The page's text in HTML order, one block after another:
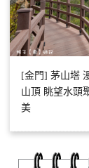
[金門] 茅山塔
山頂 眺望水頭
美